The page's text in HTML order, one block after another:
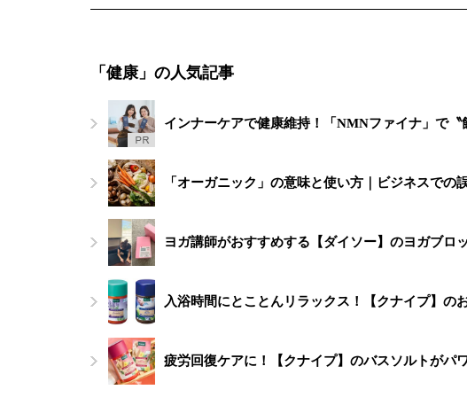
「健康」の人気記事
インナーケアで健康維持！「NMNファイナ」で
「オーガニック」の意味と使い方｜ビジネスでの
ヨガ講師がおすすめする【ダイソー】のヨガブロ
入浴時間にとことんリラックス！【クナイプ】の
疲労回復ケアに！【クナイプ】のバスソルトがパ